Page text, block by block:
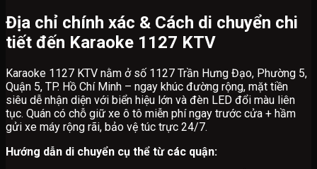
Địa chỉ chính xác & Cách di chuyển chi
tiết đến Karaoke 1127 KTV
Karaoke 1127 KTV nằm ở số 1127 Trần Hưng Đạo, Phường 5,
Quận 5, TP. Hồ Chí Minh – ngay khúc đường rộng, mặt tiền
siêu dễ nhận diện với biển hiệu lớn và đèn LED đổi màu liên
tục. Quán có chỗ giữ xe ô tô miễn phí ngay trước cửa + hầm
gửi xe máy rộng rãi, bảo vệ túc trực 24/7.
Hướng dẫn di chuyển cụ thể từ các quận: